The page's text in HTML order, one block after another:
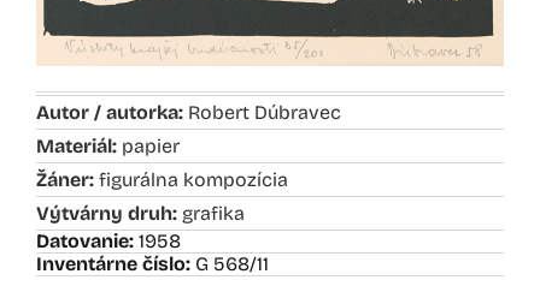
Autor / autorka: Robert Dúbravec
Materiál: papier
Žáner: figurálna kompozícia
Výtvárny druh: grafika
Datovanie: 1958
Inventárne číslo: G 568/11